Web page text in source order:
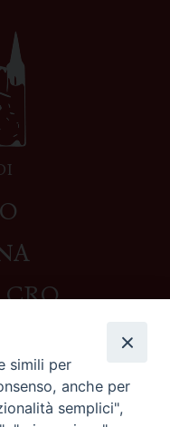
simili per
anche per
semplici",